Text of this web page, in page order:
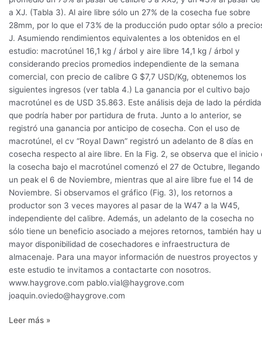
a XJ. (Tabla 3). Al aire libre sólo un 27% de la cosecha fue sobre
28mm, por lo que el 73% de la producción pudo optar sólo a
J. Asumiendo rendimientos equivalentes a los obtenidos en el
estudio: macrotúnel 16,1 kg / árbol y aire libre 14,1 kg / árbol y
considerando precios promedios independiente de la semana
comercial, con precio de calibre G $7,7 USD/Kg, obtenemos los
siguientes ingresos (ver tabla 4.) La ganancia por el cultivo bajo
macrotúnel es de USD 35.863. Este análisis deja de lado la pérdida
que podría haber por partidura de fruta. Junto a lo anterior, se
registró una ganancia por anticipo de cosecha. Con el uso de
macrotúnel, el cv “Royal Dawn” registró un adelanto de 8 días en
cosecha respecto al aire libre. En la Fig. 2, se observa que el inicio
la cosecha bajo el macrotúnel comenzó el 27 de Octubre, llegando
un peak el 6 de Noviembre, mientras que al aire libre fue el 14 de
Noviembre. Si observamos el gráfico (Fig. 3), los retornos a
productor son 3 veces mayores al pasar de la W47 a la W45,
independiente del calibre. Además, un adelanto de la cosecha no
sólo tiene un beneficio asociado a mejores retornos, también hay
mayor disponibilidad de cosechadores e infraestructura de
almacenaje. Para una mayor información de nuestros proyectos y
este estudio te invitamos a contactarte con nosotros.
www.haygrove.com pablo.vial@haygrove.com
joaquin.oviedo@haygrove.com
Leer más »